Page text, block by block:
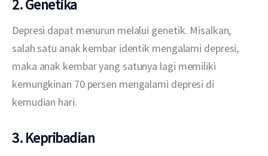
2. Genetika
Depresi dapat menurun melalui genetik. Misalkan,
salah satu anak kembar identik mengalami depresi,
maka anak kembar yang satunya lagi memiliki
kemungkinan 70 persen mengalami depresi di
kemudian hari.
3. Kepribadian